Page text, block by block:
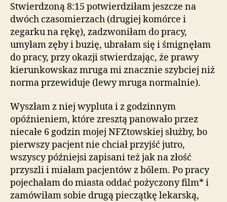
Stwierdzoną 8:15 potwierdziłam jeszcze na
dwóch czasomierzach (drugiej komórce i
zegarku na rękę), zadzwoniłam do pracy,
umyłam zęby i buzię, ubrałam się i śmignęłam
do pracy, przy okazji stwierdzając, że prawy
kierunkowskaz mruga mi znacznie szybciej niż
norma przewiduje (lewy mruga normalnie).
Wyszłam z niej wypluta i z godzinnym
opóźnieniem, które zresztą panowało przez
niecałe 6 godzin mojej NFZtowskiej służby, bo
pierwszy pacjent nie chciał przyjść jutro,
wszyscy późniejsi zapisani też jak na złość
przyszli i miałam pacjentów z bólem. Po pracy
pojechałam do miasta oddać pożyczony film* i
zamówiłam sobie drugą pieczątkę lekarską,